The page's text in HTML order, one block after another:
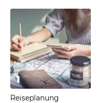
1
Reiseplanung